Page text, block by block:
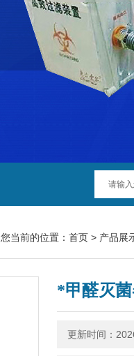
您当前的位置： 首页 > 产品展
*甲醛灭
更新时间：